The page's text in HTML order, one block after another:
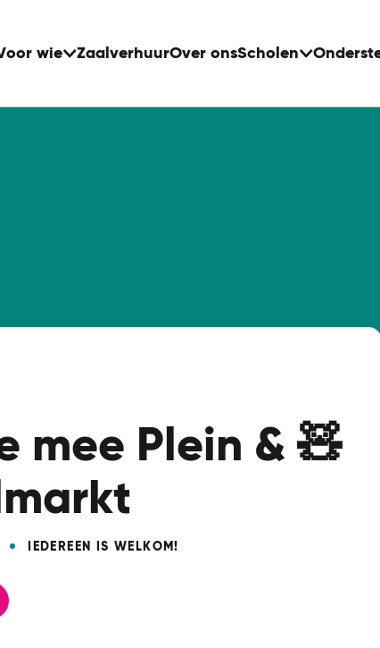
wie ZaalverhuurOver onsScholen
mee Plein & 🧸
IEDEREEN IS WELKOM!